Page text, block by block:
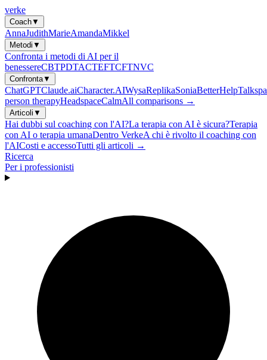
verke
Coach▼
AnnaJudithMarieAmandaMikkel
Metodi ▼
Confronta i metodi di AI per il
benessereCBTPDTACTEFTCFTNVC
Confronta▼
ChatGPTClaude.aiCharacter.AIWysaReplikaSoniaBetterHelp
person therapyHeadspaceCalmAll comparisons →
Articoli ▼
Hai dubbi sul coaching con l'AI?La terapia con AI è sicura?Terapia
con AI o terapia umanaDentro VerkeA chi è rivolto il coaching con
l'AICosti e accessoTutti gli articoli →
Ricerca
Per i professionisti